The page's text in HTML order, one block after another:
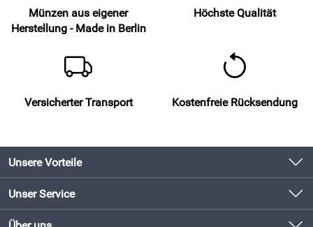
Münzen aus eigener
Herstellung - Made in Berlin
Höchste Qualität
Versicherter Transport Kostenfreie Rücksendung
Unsere Vorteile
Produkte original und direkt vom Hersteller
Unser Service
Kontakt